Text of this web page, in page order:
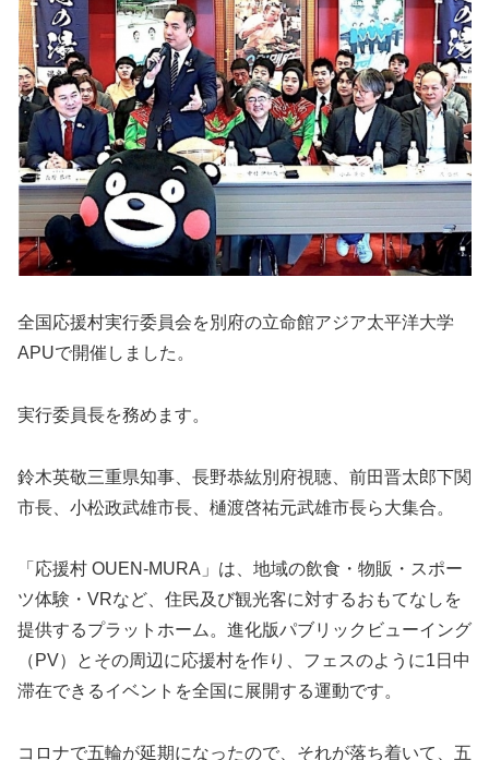
全国応援村実行委員会を別府の立命館アジア太平洋大学
APUで開催しました。
実行委員長を務めます。
鈴木英敬三重県知事、長野恭紘別府視聴、前田晋太郎下関
市長、小松政武雄市長、樋渡啓祐元武雄市長ら大集合。
「応援村 OUEN-MURA 」は、地域の飲食・物販・スポー
ツ体験・ VRなど、住民及び観光客に対するおもてなしを
提供するプラットホーム。進化版パブリックビューイング
（ PV）とその周辺に応援村を作り、フェスのように1 日中
滞在できるイベントを全国に展開する運動です。
コロナで五輪が延期になったので、それが落ち着いて、五